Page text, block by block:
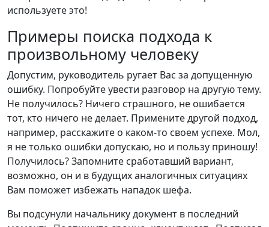
используете это!
Примеры поиска подхода к
произвольному человеку
Допустим, руководитель ругает Вас за допущенную
ошибку. Попробуйте увести разговор на другую тему.
Не получилось? Ничего страшного, не ошибается
тот, кто ничего не делает. Примените другой подход,
например, расскажите о каком-то своем успехе. Мол,
я не только ошибки допускаю, но и пользу приношу!
Получилось? Запомните сработавший вариант,
возможно, он и в будущих аналогичных ситуациях
Вам поможет избежать нападок шефа.
Вы подсунули начальнику документ в последний